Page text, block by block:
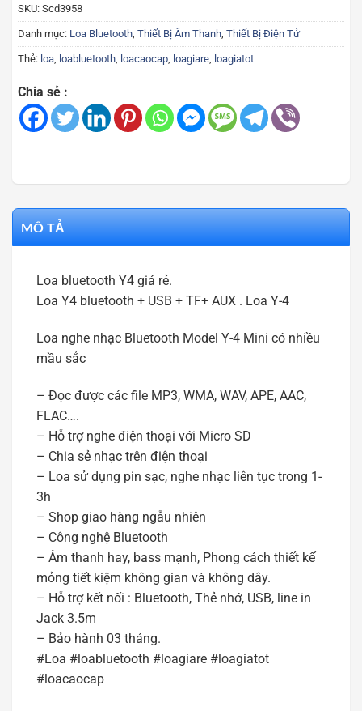
SKU: Scd3958
Danh mục: Loa Bluetooth, Thiết Bị Âm Thanh, Thiết Bị Điện Tử
Thẻ: loa, loabluetooth, loacaocap, loagiare, loagiatot
Chia sẻ :
MÔ TẢ
Loa bluetooth Y4 giá rẻ.
Loa Y4 bluetooth + USB + TF+ AUX . Loa Y-4
Loa nghe nhạc Bluetooth Model Y-4 Mini có nhiều
mầu sắc
– Đọc được các file MP3, WMA, WAV, APE, AAC,
FLAC….
– Hỗ trợ nghe điện thoại với Micro SD
– Chia sẻ nhạc trên điện thoại
– Loa sử dụng pin sạc, nghe nhạc liên tục trong 1-
3h
– Shop giao hàng ngẫu nhiên
– Công nghệ Bluetooth
– Âm thanh hay, bass mạnh, Phong cách thiết kế
mỏng tiết kiệm không gian và không dây.
– Hỗ trợ kết nối : Bluetooth, Thẻ nhớ, USB, line in
Jack 3.5m
– Bảo hành 03 tháng.
#Loa #loabluetooth #loagiare #loagiatot
#loacaocap